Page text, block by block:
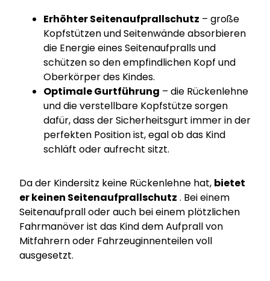
Erhöhter Seitenaufprallschutz – große
Kopfstützen und Seitenwände absorbieren
die Energie eines Seitenaufpralls und
schützen so den empfindlichen Kopf und
Oberkörper des Kindes.
Optimale Gurtführung – die Rückenlehne
und die verstellbare Kopfstütze sorgen
dafür, dass der Sicherheitsgurt immer in der
perfekten Position ist, egal ob das Kind
schläft oder aufrecht sitzt.
Da der Kindersitz keine Rückenlehne hat, bietet
er keinen Seitenaufprallschutz . Bei einem
Seitenaufprall oder auch bei einem plötzlichen
Fahrmanöver ist das Kind dem Aufprall von
Mitfahrern oder Fahrzeuginnenteilen voll
ausgesetzt.